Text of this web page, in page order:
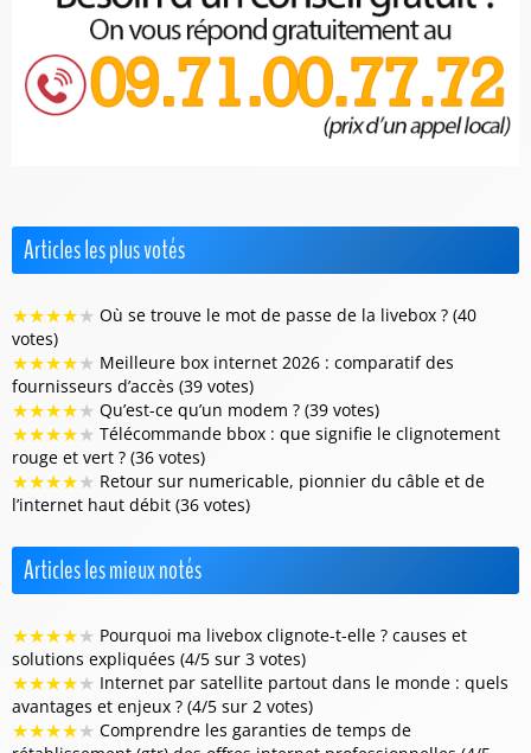
Articles les plus votés
★★★★★ Où se trouve le mot de passe de la livebox ? (40
votes)
★★★★★ Meilleure box internet 2026 : comparatif des
fournisseurs d’accès (39 votes)
★★★★★ Qu’est-ce qu’un modem ? (39 votes)
★★★★★ Télécommande bbox : que signifie le clignotement
rouge et vert ? (36 votes)
★★★★★ Retour sur numericable, pionnier du câble et de
l’internet haut débit (36 votes)
Articles les mieux notés
★★★★★ Pourquoi ma livebox clignote-t-elle ? causes et
solutions expliquées (4/5 sur 3 votes)
★★★★★ Internet par satellite partout dans le monde : quels
avantages et enjeux ? (4/5 sur 2 votes)
★★★★★ Comprendre les garanties de temps de